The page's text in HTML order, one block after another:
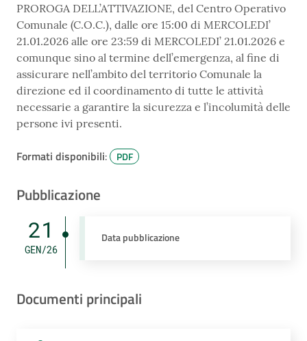
PROROGA DELL’ATTIVAZIONE, del Centro Operativo
Comunale (C.O.C.), dalle ore 15:00 di MERCOLEDI’
21.01.2026 alle ore 23:59 di MERCOLEDI’ 21.01.2026 e
comunque sino al termine dell’emergenza, al fine di
assicurare nell’ambito del territorio Comunale la
direzione ed il coordinamento di tutte le attività
necessarie a garantire la sicurezza e l’incolumità delle
persone ivi presenti.
Formati disponibili: PDF
Pubblicazione
21
GEN/26
Data pubblicazione
Documenti principali